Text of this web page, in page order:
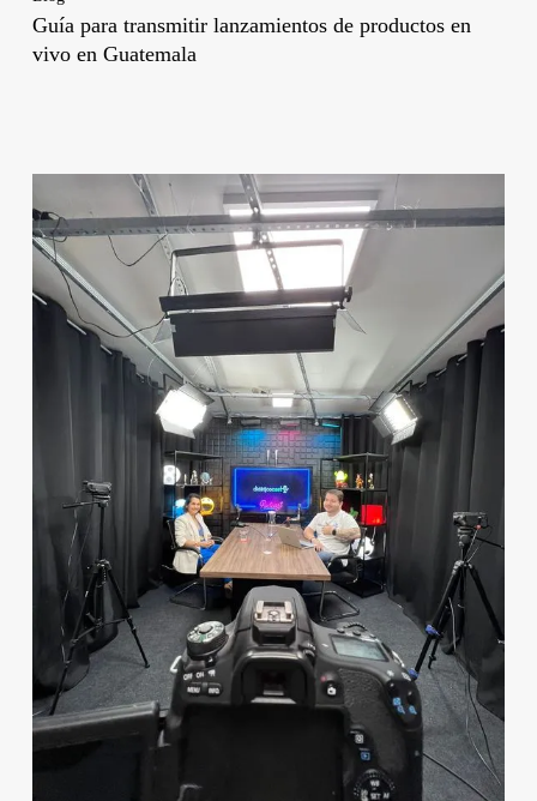
Guía para transmitir lanzamientos de productos en
vivo en Guatemala